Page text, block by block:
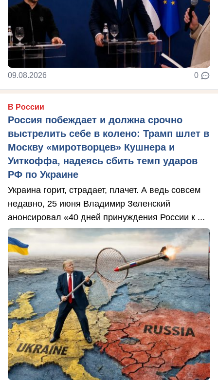
09.08.2026 0
В России
Россия побеждает и должна срочно
выстрелить себе в колено: Трамп шлет в
Москву «миротворцев» Кушнера и
Уиткоффа, надеясь сбить темп ударов
РФ по Украине
Украина горит, страдает, плачет. А ведь совсем
недавно, 25 июня Владимир Зеленский
анонсировал «40 дней принуждения России к ...